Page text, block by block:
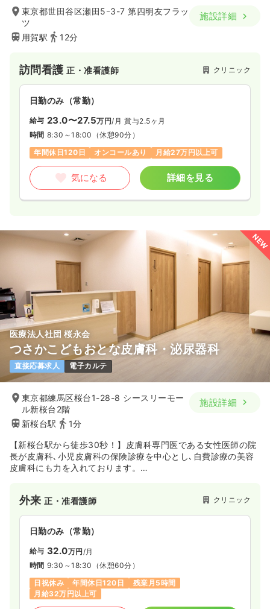
東京都世田谷区瀬田5ｰ3-7 第四明友フラッ
ツ
用賀駅
12分
施設詳細
訪問看護正・准看護師 クリニック
日勤のみ（常勤）
給与 23.0〜27.5万円/月 賞与2.5ヶ月
時間 8:30～18:00 （休憩90分）
年間休日120日
オンコールあり 月給27万円以上可
気になる 詳細を見る
NEW
医療法人社団 桜永会
つさかこどもおとな皮膚科・泌尿器科
直接応募求人 電子カルテ
東京都練馬区桜台1-28-8 シースリーモー
ル新桜台2階
新桜台駅
1分
施設詳細
【新桜台駅から徒歩30秒！】皮膚科専門医である女性医師の院
長が皮膚科､小児皮膚科の保険診療を中心とし､自費診療の美容
皮膚科にも力を入れております。
外来正・准看護師 クリニック
日勤のみ（常勤）
給与 32.0万円 /月
時間 9:30～18:30 （休憩60分）
日祝休み
年間休日120日
残業月5時間
月給32万円以上可